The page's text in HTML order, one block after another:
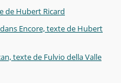
de Hubert Ricard
Encore, texte de Hubert
texte de Fulvio della Valle